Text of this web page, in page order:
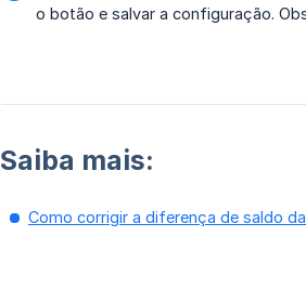
o botão e salvar a configuração.
Saiba mais:
Como corrigir a diferença de saldo